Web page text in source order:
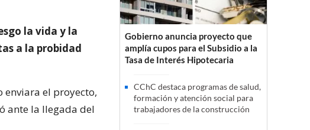
la vida y la
a la probidad
enviara el proyecto,
ante la llegada del
Gobierno anuncia proyecto que
amplía cupos para el Subsidio a la
Tasa de Interés Hipotecaria
CChC destaca programas de salud,
formación y atención social para
trabajadores de la construcción